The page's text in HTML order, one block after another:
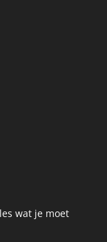
wat je moet